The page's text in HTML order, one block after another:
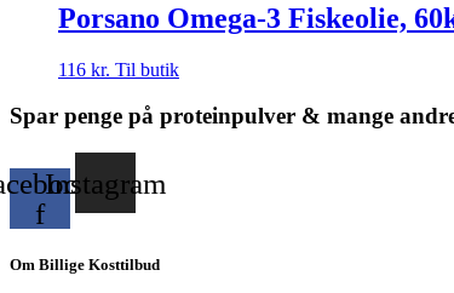
Porsano Omega-3 Fiskeolie,
116 kr. Til butik
Spar penge på proteinpulver & mange
f
Instagram
Om Billige Kosttilbud